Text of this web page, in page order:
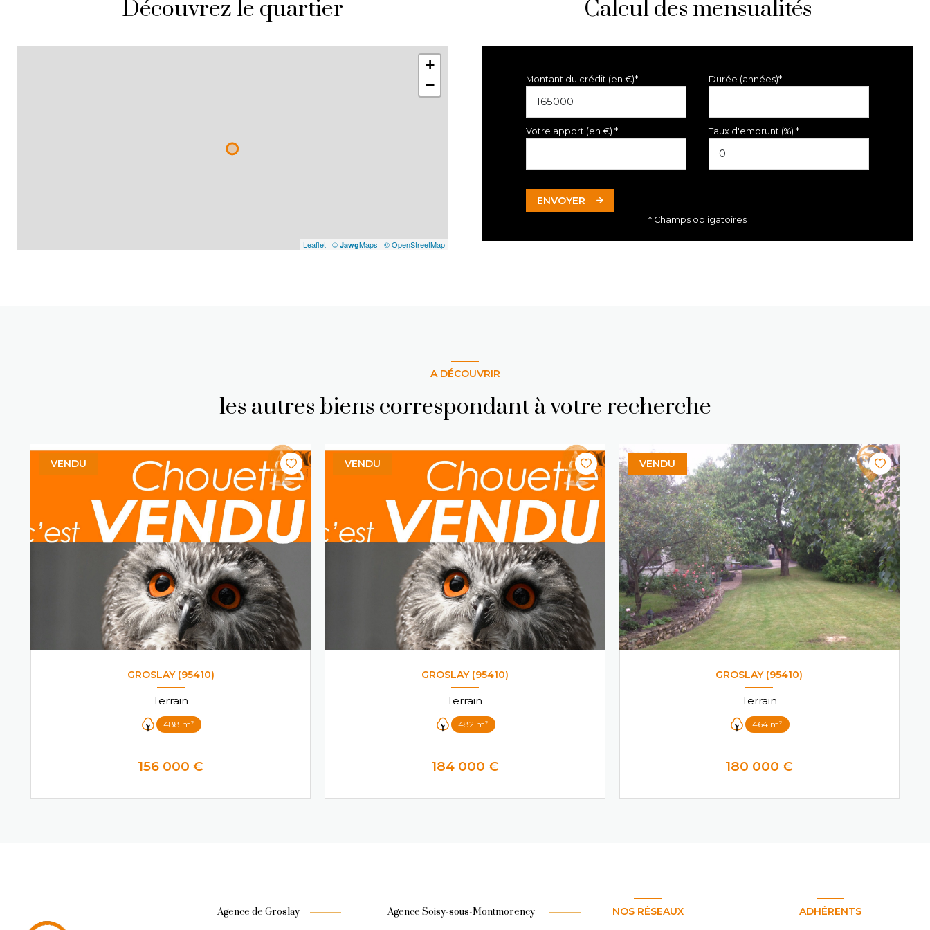
Découvrez le quartier
+
−
Leaflet | © JawgMaps | © OpenStreetMap
Calcul des mensualités
Montant du crédit (en €)* Durée (années)*
Votre apport (en €) * Taux d'emprunt (%) *
ENVOYER
* Champs obligatoires
A DÉCOUVRIR
les autres biens correspondant à votre recherche
VENDU
GROSLAY (95410)
Terrain
488 m²
156 000 €
VENDU
GROSLAY (95410)
Terrain
482 m²
184 000 €
VENDU
GROSLAY (95410)
Terrain
464 m²
180 000 €
Agence de Groslay Agence Soisy-sous-Montmorency NOS RÉSEAUX ADHÉRENTS